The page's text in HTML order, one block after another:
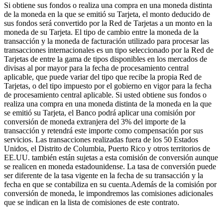
Si obtiene sus fondos o realiza una compra en una moneda distinta
de la moneda en la que se emitió su Tarjeta, el monto deducido de
sus fondos será convertido por la Red de Tarjetas a un monto en la
moneda de su Tarjeta. El tipo de cambio entre la moneda de la
transacción y la moneda de facturación utilizado para procesar las
transacciones internacionales es un tipo seleccionado por la Red de
Tarjetas de entre la gama de tipos disponibles en los mercados de
divisas al por mayor para la fecha de procesamiento central
aplicable, que puede variar del tipo que recibe la propia Red de
Tarjetas, o del tipo impuesto por el gobierno en vigor para la fecha
de procesamiento central aplicable. Si usted obtiene sus fondos o
realiza una compra en una moneda distinta de la moneda en la que
se emitió su Tarjeta, el Banco podrá aplicar una comisión por
conversión de moneda extranjera del 3% del importe de la
transacción y retendrá este importe como compensación por sus
servicios. Las transacciones realizadas fuera de los 50 Estados
Unidos, el Distrito de Columbia, Puerto Rico y otros territorios de
EE.UU. también están sujetas a esta comisión de conversión aunque
se realicen en moneda estadounidense. La tasa de conversión puede
ser diferente de la tasa vigente en la fecha de su transacción y la
fecha en que se contabiliza en su cuenta.Además de la comisión por
conversión de moneda, le impondremos las comisiones adicionales
que se indican en la lista de comisiones de este contrato.